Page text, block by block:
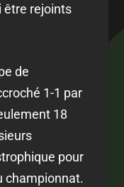
être rejoints
de
1-1 par
18
pour
championnat.